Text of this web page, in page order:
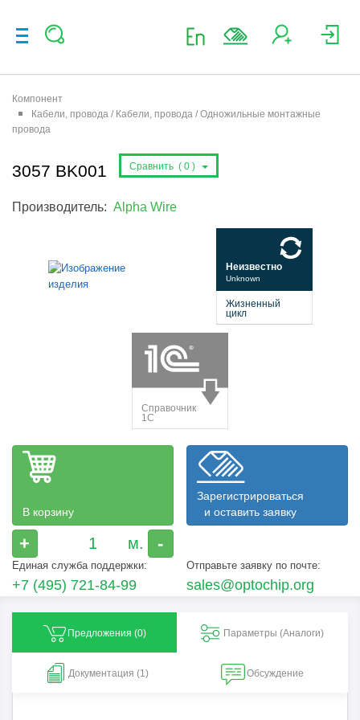
Компонент
Кабели, провода / Кабели, провода / Одножильные монтажные
провода
3057 BK001 Сравнить ( 0 )
Производитель: Alpha Wire
В корзину
+ -
Зарегистрироваться
и оставить заявку
Единая служба поддержки:
+7 (495) 721-84-99
Отправьте заявку по почте:
sales@optochip.org
Предложения (0) Параметры (Aналоги)
Документация (1) Обсуждение